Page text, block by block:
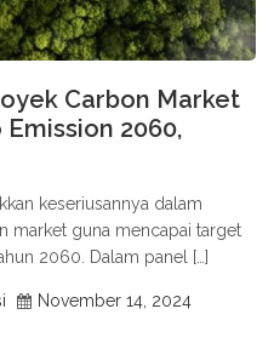
Carbon Market
2060,
keseriusannya dalam
market guna mencapai target
2060. Dalam panel […]
November 14, 2024